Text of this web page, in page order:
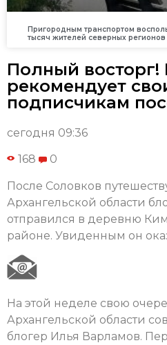
Пригородным транспортом
тысяч жителей северных регионов
Полный восторг!
рекомендует
подписчикам
сегодня 09:36
168 0
После Соловков
Архангельской области
отправился в деревню
районе. Увиденным он
На этой неделе свою
Архангельской области
блогер Илья Варламов.